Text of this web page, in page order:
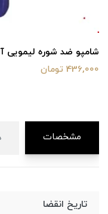
شامپو ضد شوره لیمویی آقایان3 در 1 کلییر 400
436,000 تومان
مشخصات
تاریخ انقضا